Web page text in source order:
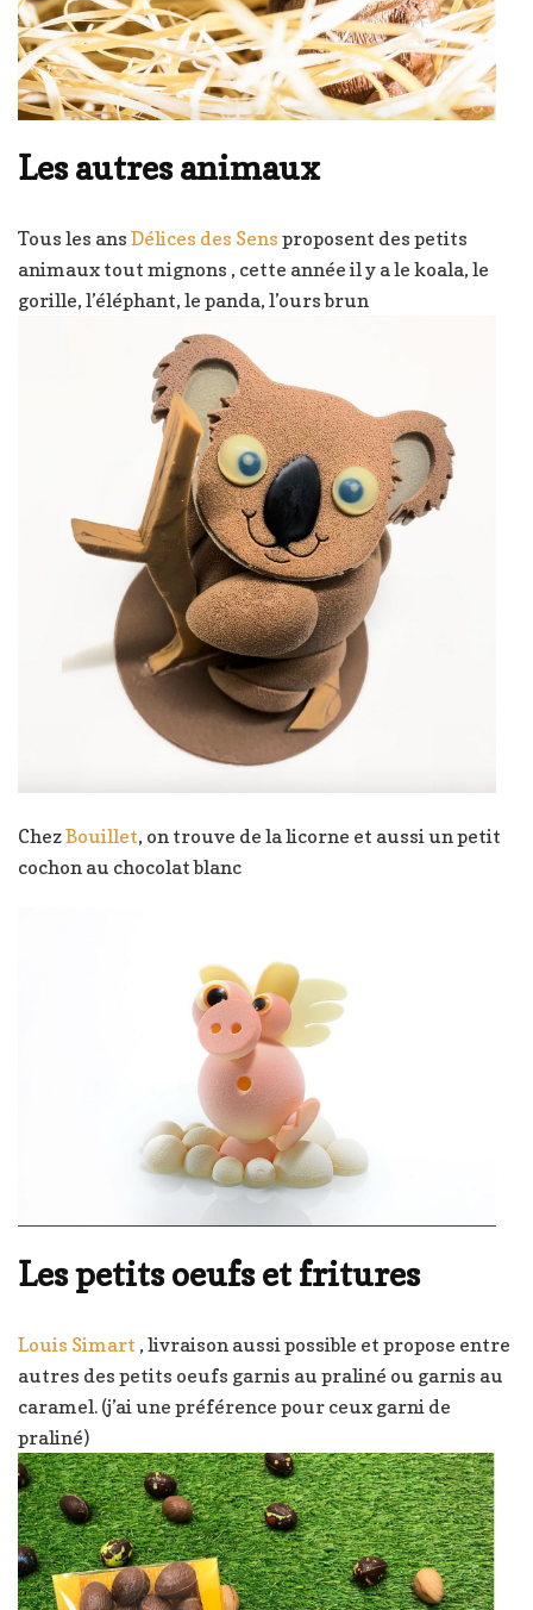
Les autres animaux
Tous les ans Délices des Sens proposent des petits
animaux tout mignons , cette année il y a le koala, le
gorille, l’éléphant, le panda, l’ours brun
ChezBouillet, on trouve de la licorne et aussi un petit
cochon au chocolat blanc
Les petits oeufs et fritures
Louis Simart , livraison aussi possible et propose entre
autres des petits oeufs garnis au praliné ou garnis au
caramel. (j’ai une préférence pour ceux garni de
praliné)